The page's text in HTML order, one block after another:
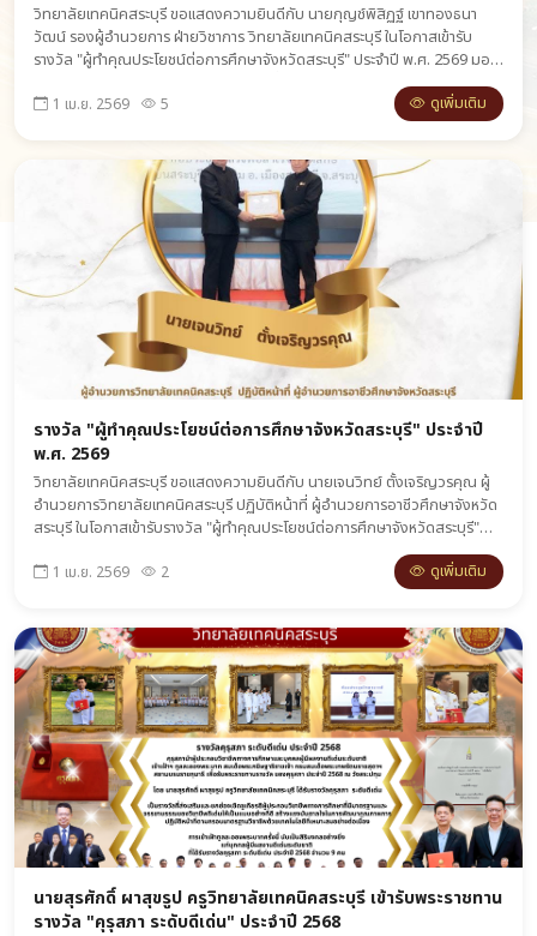
วิทยาลัยเทคนิคสระบุรี ขอแสดงความยินดีกับ นายกุญช์พิสิฏฐ์ เขาทองธนา
วัฒน์ รองผู้อำนวยการ ฝ่ายวิชาการ วิทยาลัยเทคนิคสระบุรี ในโอกาสเข้ารับ
รางวัล "ผู้ทำคุณประโยชน์ต่อการศึกษาจังหวัดสระบุรี" ประจำปี พ.ศ. 2569 มอบ
โดยสำนักงานศึกษาธิการจังหวัดสระบุรี เนื่องในวันคล้ายวันสถาปนากระทรวง
ศึกษาธิการ ครบรอบ 134 ปี ณ หอประชุมหลวงพ่อสำเร็จศักดิ์สิทธิ์
1 เม.ย. 2569 5 ดูเพิ่มเติม
รางวัล "ผู้ทำคุณประโยชน์ต่อการศึกษาจังหวัดสระบุรี" ประจำปี
พ.ศ. 2569
วิทยาลัยเทคนิคสระบุรี ขอแสดงความยินดีกับ นายเจนวิทย์ ตั้งเจริญวรคุณ ผู้
อำนวยการวิทยาลัยเทคนิคสระบุรี ปฏิบัติหน้าที่ ผู้อำนวยการอาชีวศึกษาจังหวัด
สระบุรี ในโอกาสเข้ารับรางวัล "ผู้ทำคุณประโยชน์ต่อการศึกษาจังหวัดสระบุรี"
ประจำปี พ.ศ. 2569 มอบโดยสำนักงานศึกษาธิการจังหวัดสระบุรี เนื่องในวัน
คล้ายวันสถาปนากระทรวงศึกษาธิการ ครบรอบ 134 ปี ณ หอประชุมหลวงพ่อ
1 เม.ย. 2569 2 ดูเพิ่มเติม
นายสุรศักดิ์ ผาสุขรูป ครูวิทยาลัยเทคนิคสระบุรี เข้ารับพระราชทาน
รางวัล "คุรุสภา ระดับดีเด่น" ประจำปี 2568